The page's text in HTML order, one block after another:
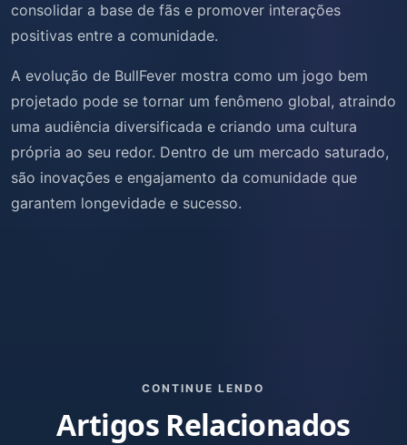
consolidar a base de fãs e promover interações
positivas entre a comunidade.
A evolução de BullFever mostra como um jogo bem
projetado pode se tornar um fenômeno global, atraindo
uma audiência diversificada e criando uma cultura
própria ao seu redor. Dentro de um mercado saturado,
são inovações e engajamento da comunidade que
garantem longevidade e sucesso.
CONTINUE LENDO
Artigos Relacionados